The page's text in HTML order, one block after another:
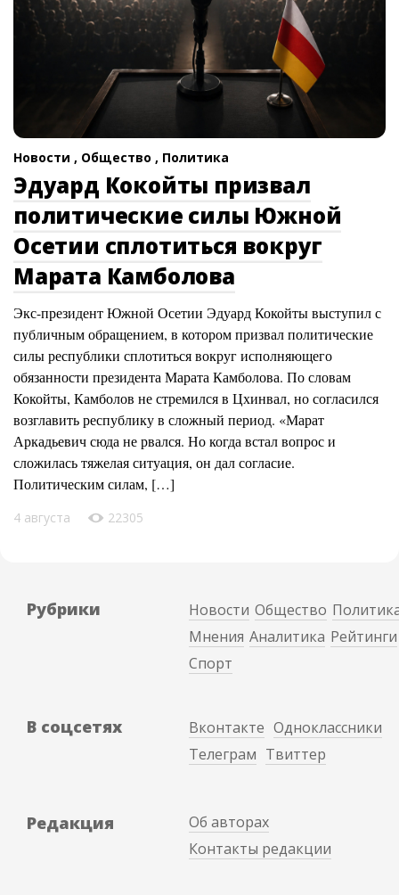
Новости , Общество , Политика
Эдуард Кокойты призвал
политические силы Южной
Осетии сплотиться вокруг
Марата Камболова
Экс-президент Южной Осетии Эдуард Кокойты выступил с
публичным обращением, в котором призвал политические
силы республики сплотиться вокруг исполняющего
обязанности президента Марата Камболова. По словам
Кокойты, Камболов не стремился в Цхинвал, но согласился
возглавить республику в сложный период. «Марат
Аркадьевич сюда не рвался. Но когда встал вопрос и
сложилась тяжелая ситуация, он дал согласие.
Политическим силам, […]
4 августа 22305
Рубрики Новости Общество
Мнения Аналитика Рейтинги
Спорт
В соцсетях Вконтакте Одноклассники
Телеграм Твиттер
Редакция
Об авторах
Контакты редакции